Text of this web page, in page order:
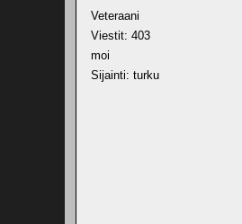
Veteraani
Viestit: 403
moi
Sijainti: turku